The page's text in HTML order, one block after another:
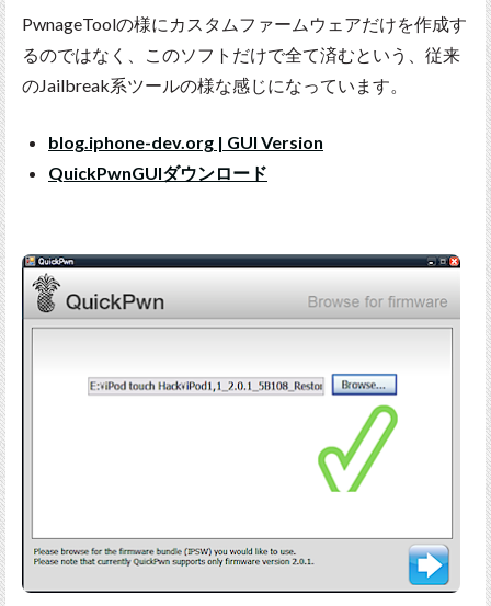
PwnageToolの様にカスタムファームウェアだけを作成す
るのではなく、このソフトだけで全て済むという、従来
のJailbreak系ツールの様な感じになっています。
blog.iphone-dev.org | GUI Version
QuickPwnGUIダウンロード